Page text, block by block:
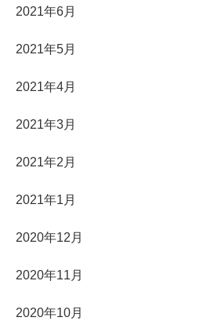
2021年6月
2021年5月
2021年4月
2021年3月
2021年2月
2021年1月
2020年12月
2020年11月
2020年10月